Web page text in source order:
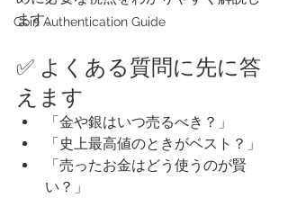
Coin Authentication Guide
ます。
✅ よくある質問に先に答
えます
「金や銀はいつ売るべき？」
「史上最高値のときがベスト？」
「売ったお金はどう使うのが賢
い？」